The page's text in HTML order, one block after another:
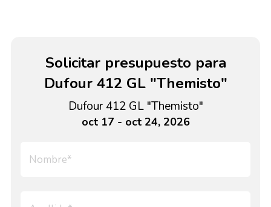
Solicitar presupuesto para
Dufour 412 GL "Themisto"
Dufour 412 GL "Themisto"
oct 17 - oct 24, 2026